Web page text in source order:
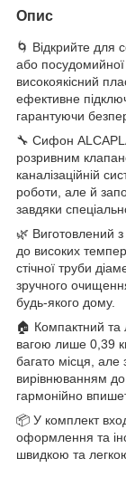
Опис
🌀 Відкрийте для
або
високоякісний
ефективне
гарантуючи
🔧 Сифон
розривним
каналізаційній
роботи, але й
завдяки
🌿 Виготовлений
до високих
стічної труби
зручного
будь-якого дому.
🏠 Компактний та
вагою лише 0,39
багато місця, але
вирівнюванням
гармонійно
📦 У комплект
оформлення та
швидкою та